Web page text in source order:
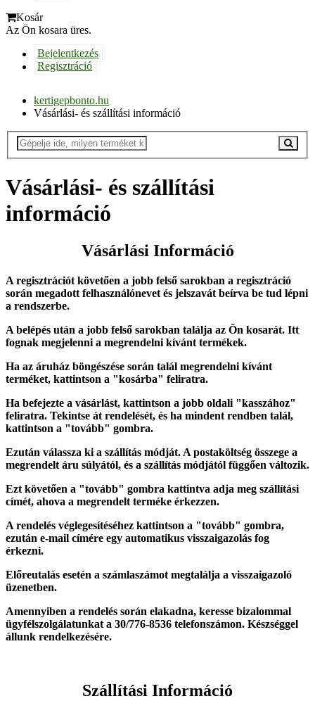
Kosár
Az Ön kosara üres.
Bejelentkezés
Regisztráció
kertigepbonto.hu
Vásárlási- és szállítási információ
Vásárlási- és szállítási
információ
Vásárlási Információ
A regisztrációt követően a jobb felső sarokban a regisztráció
során megadott felhasználónevet és jelszavát beírva be tud lépni
a rendszerbe.
A belépés után a jobb felső sarokban találja az Ön kosarát. Itt
fognak megjelenni a megrendelni kívánt termékek.
Ha az áruház böngészése során talál megrendelni kívánt
terméket, kattintson a "kosárba" feliratra.
Ha befejezte a vásárlást, kattintson a jobb oldali "kasszához"
feliratra. Tekintse át rendelését, és ha mindent rendben talál,
kattintson a "tovább" gombra.
Ezután válassza ki a szállítás módját. A postaköltség összege a
megrendelt áru súlyától, és a szállítás módjától függően változik.
Ezt követően a "tovább" gombra kattintva adja meg szállítási
címét, ahova a megrendelt terméke érkezzen.
A rendelés véglegesítéséhez kattintson a "tovább" gombra,
ezután e-mail címére egy automatikus visszaigazolás fog
érkezni.
Előreutalás esetén a számlaszámot megtalálja a visszaigazoló
üzenetben.
Amennyiben a rendelés során elakadna, keresse bizalommal
ügyfélszolgálatunkat a 30/776-8536 telefonszámon. Készséggel
állunk rendelkezésére.
Szállítási Információ